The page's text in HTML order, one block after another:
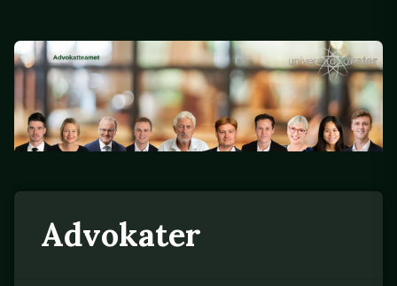
Advokater